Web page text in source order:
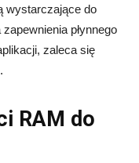
wystarczające do
płynnego
zaleca się
RAM do